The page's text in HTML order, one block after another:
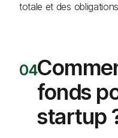
totale et des
fonds
startup